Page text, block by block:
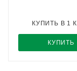
КУПИТЬ
КУПИТЬ В 1